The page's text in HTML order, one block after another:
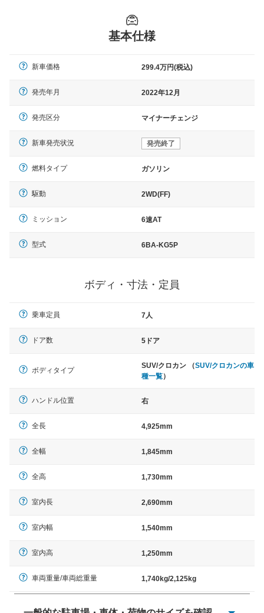
基本仕様
新車価格 299.4万円(税込)
発売年月 2022年12月
発売区分 マイナーチェンジ
新車発売状況 発売終了
燃料タイプ ガソリン
駆動 2WD(FF)
ミッション 6速AT
型式 6BA-KG5P
ボディ・寸法・定員
乗車定員 7人
ドア数 5ドア
ボディタイプ
SUV/クロカン （SUV/クロカンの車
種一覧）
ハンドル位置 右
全長 4,925mm
全幅 1,845mm
全高 1,730mm
室内長 2,690mm
室内幅 1,540mm
室内高 1,250mm
車両重量/車両総重量 1,740kg/2,125kg